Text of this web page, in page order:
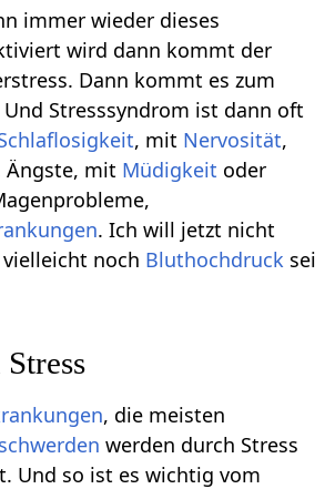
immer wieder dieses
wird dann kommt der
Dann kommt es zum
Stresssyndrom ist dann oft
, mit Nervosität,
Ängste, mit Müdigkeit oder
. Ich will jetzt nicht
noch Bluthochdruck sei
, die meisten
werden durch Stress
Und so ist es wichtig vom